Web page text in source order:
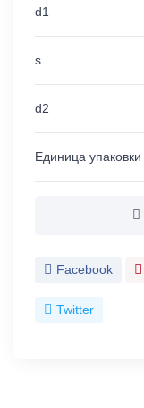
d1
s
d2
Единица упаковки
Facebook
Twitter